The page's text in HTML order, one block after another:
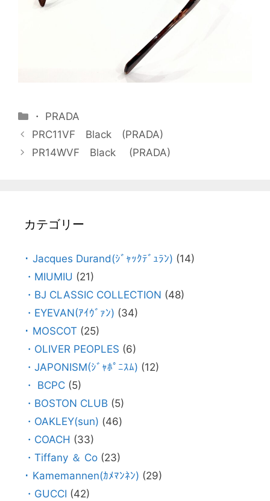
・ PRADA
PRC11VF Black (PRADA)
PR14WVF Black (PRADA)
カテゴリー
･ Jacques Durand(ｼﾞｬｯｸﾃﾞｭﾗﾝ) (14)
・MIUMIU (21)
・BJ CLASSIC COLLECTION (48)
・EYEVAN(ｱｲｳﾞｧﾝ) (34)
･ MOSCOT (25)
・OLIVER PEOPLES (6)
・JAPONISM(ｼﾞｬﾎﾟﾆｽﾑ) (12)
・ BCPC (5)
・BOSTON CLUB (5)
・OAKLEY(sun) (46)
・COACH (33)
・Tiffany ＆ Co (23)
･ Kamemannen(ｶﾒﾏﾝﾈﾝ) (29)
・GUCCI (42)